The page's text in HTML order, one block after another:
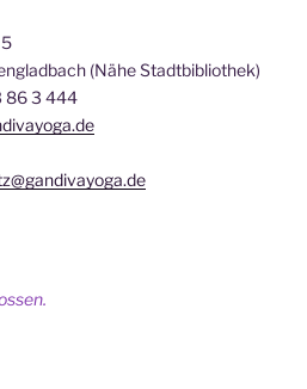
(Nähe Stadtbibliothek)
86 3 444